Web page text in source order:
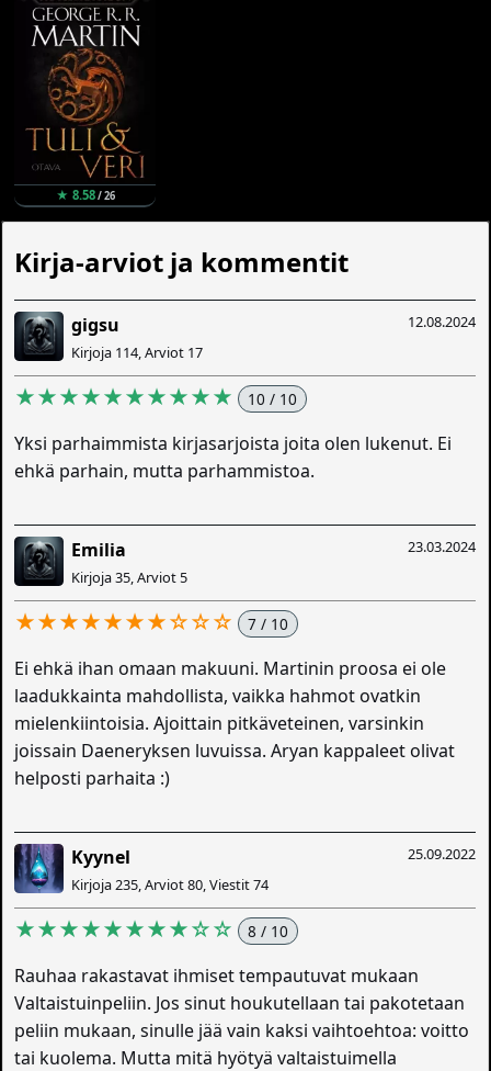
★ 8.58/ 26
Kirja-arviot ja kommentit
12.08.2024
gigsu
Kirjoja 114, Arviot 17
★★★★★★★★★★ 10 / 10
Yksi parhaimmista kirjasarjoista joita olen lukenut. Ei
ehkä parhain, mutta parhammistoa.
23.03.2024
Emilia
Kirjoja 35, Arviot 5
★★★★★★★☆☆☆ 7 / 10
Ei ehkä ihan omaan makuuni. Martinin proosa ei ole
laadukkainta mahdollista, vaikka hahmot ovatkin
mielenkiintoisia. Ajoittain pitkäveteinen, varsinkin
joissain Daeneryksen luvuissa. Aryan kappaleet olivat
helposti parhaita :)
25.09.2022
Kyynel
Kirjoja 235, Arviot 80, Viestit 74
★★★★★★★★☆☆ 8 / 10
Rauhaa rakastavat ihmiset tempautuvat mukaan
Valtaistuinpeliin. Jos sinut houkutellaan tai pakotetaan
peliin mukaan, sinulle jää vain kaksi vaihtoehtoa: voitto
tai kuolema. Mutta mitä hyötyä valtaistuimella